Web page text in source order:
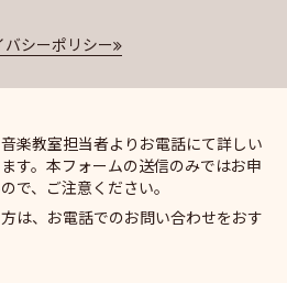
バシーポリシー
楽教室担当者よりお電話にて詳しい
す。本フォームの送信のみではお申
で、ご注意ください。
は、お電話でのお問い合わせをおす